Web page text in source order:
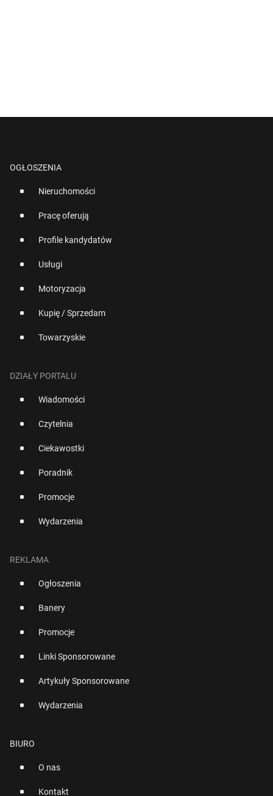
OGŁOSZENIA
Nieruchomości
Pracę oferują
Profile kandydatów
Usługi
Motoryzacja
Kupię / Sprzedam
Towarzyskie
DZIAŁY PORTALU
Wiadomości
Czytelnia
Ciekawostki
Poradnik
Promocje
Wydarzenia
REKLAMA
Ogłoszenia
Banery
Promocje
Linki Sponsorowane
Artykuły Sponsorowane
Wydarzenia
BIURO
O nas
Kontakt